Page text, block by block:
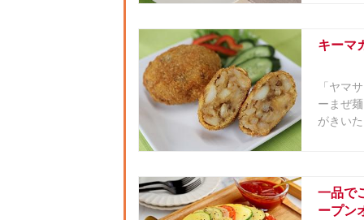
キーマ
「ヤマ
ーまぜ
がきい
一品で
ープン